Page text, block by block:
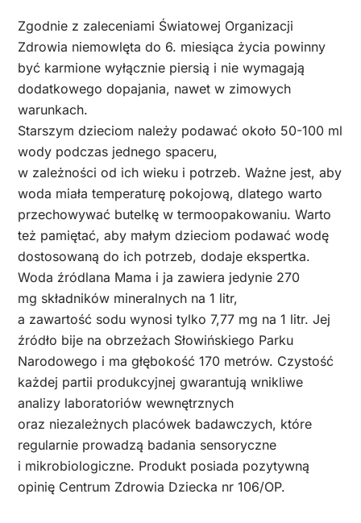
Zgodnie z zaleceniami Światowej Organizacji
Zdrowia niemowlęta do 6. miesiąca życia powinny
być karmione wyłącznie piersią i nie wymagają
dodatkowego dopajania, nawet w zimowych
warunkach.
Starszym dzieciom należy podawać około 50-100 ml
wody podczas jednego spaceru,
w zależności od ich wieku i potrzeb. Ważne jest, aby
woda miała temperaturę pokojową, dlatego warto
przechowywać butelkę w termoopakowaniu. Warto
też pamiętać, aby małym dzieciom podawać wodę
dostosowaną do ich potrzeb, dodaje ekspertka.
Woda źródlana Mama i ja zawiera jedynie 270
mg składników mineralnych na 1 litr,
a zawartość sodu wynosi tylko 7,77 mg na 1 litr. Jej
źródło bije na obrzeżach Słowińskiego Parku
Narodowego i ma głębokość 170 metrów. Czystość
każdej partii produkcyjnej gwarantują wnikliwe
analizy laboratoriów wewnętrznych
oraz niezależnych placówek badawczych, które
regularnie prowadzą badania sensoryczne
i mikrobiologiczne. Produkt posiada pozytywną
opinię Centrum Zdrowia Dziecka nr 106/OP.